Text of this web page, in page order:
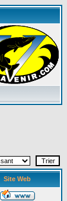
Site Web